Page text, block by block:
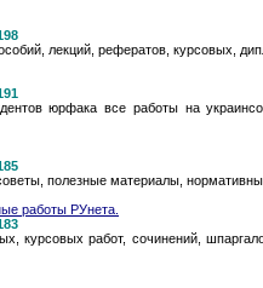
лекций, рефератов, курсовых,
юрфака все работы на
полезные материалы,
работы РУнета.
курсовых работ, сочинений,